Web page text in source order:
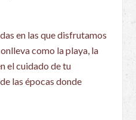
en las que disfrutamos
como la playa, la
el cuidado de tu
las épocas donde